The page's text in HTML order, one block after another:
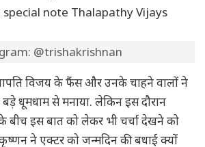
@trishakrishnan
विजय के फैंस और उनके चाहने वालों ने
धूमधाम से मनाया. लेकिन इस दौरान
बीच इस बात को लेकर भी चर्चा देखने को
ने एक्टर को जन्मदिन की बधाई क्यों